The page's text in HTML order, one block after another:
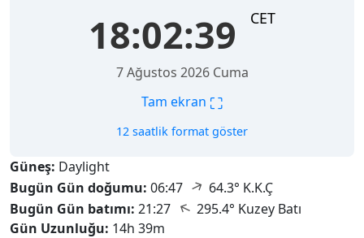
18:02:40 CET
7 Ağustos 2026 Cuma
Tam ekran ⛶
12 saatlik format göster
Güneş: Daylight
Bugün Gün doğumu: 06:47 ↑ 64.3° K.K.Ç
Bugün Gün batımı: 21:27 ↑ 295.4° Kuzey Batı
Gün Uzunluğu: 14h 39m